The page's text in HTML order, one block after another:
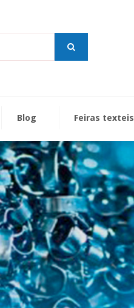
Blog Feiras texteis